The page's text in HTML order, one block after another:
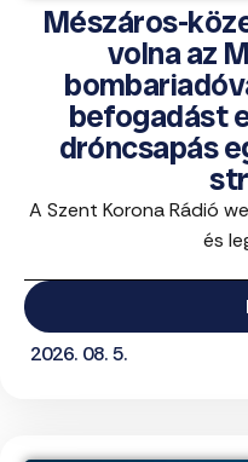
Mészáros-
volna az
befogadást
dróncsapás
A Szent Korona Rádió
és
2026. 08. 5.